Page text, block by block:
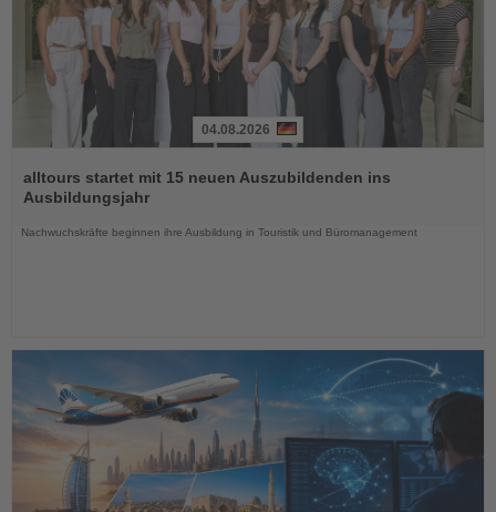
Sie
die
04.08.2026
alltours startet mit 15 neuen Auszubildenden ins
Ausbildungsjahr
Nachwuchskräfte beginnen ihre Ausbildung in Touristik und Büromanagement